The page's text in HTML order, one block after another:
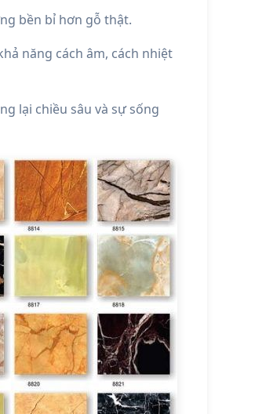
bền bỉ hơn gỗ thật.
năng cách âm, cách nhiệt
lại chiều sâu và sự sống